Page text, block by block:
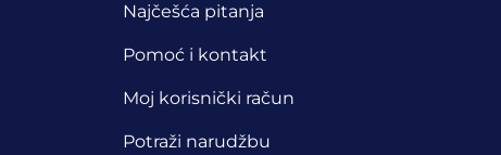
Najčešća pitanja
Pomoć i kontakt
Moj korisnički račun
Potraži narudžbu